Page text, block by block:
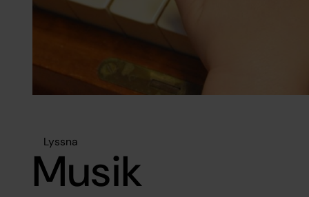
Lyssna
Musik